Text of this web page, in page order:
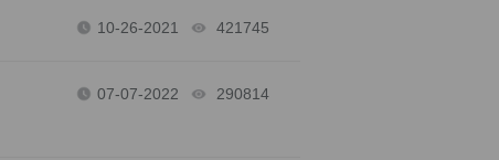
10-26-2021 421745
07-07-2022 290814